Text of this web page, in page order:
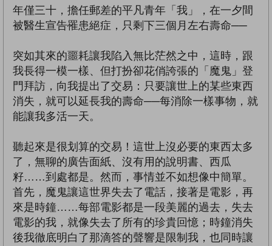
年僅三十，擔任郵差的平凡青年「我」，在一夕間
被醫生宣告罹患絕症，只剩下三個月左右壽命──
突如其來的噩耗讓我陷入無比茫然之中，這時，跟
我長得一模一樣、但打扮卻花俏誇張的「魔鬼」登
門拜訪，向我提出了交易：只要讓世上的某些東西
消失，就可以延長我的壽命──每消除一樣事物，就
能讓我多活一天。
聽起來是很划算的交易！這世上沒必要的東西太多
了，無聊的廣告面紙、沒有用的說明書、西瓜
籽……到處都是。然而，事情並不如想像中簡單。
首先，魔鬼讓這世界失去了電話，接著是電影，再
來是時鐘……每部電影都是一段美麗的過去，失去
電影的我，就像失去了所有的珍貴回憶；時鐘消失
後我徹底明白了那滴答的聲響是限制我，也同時讓